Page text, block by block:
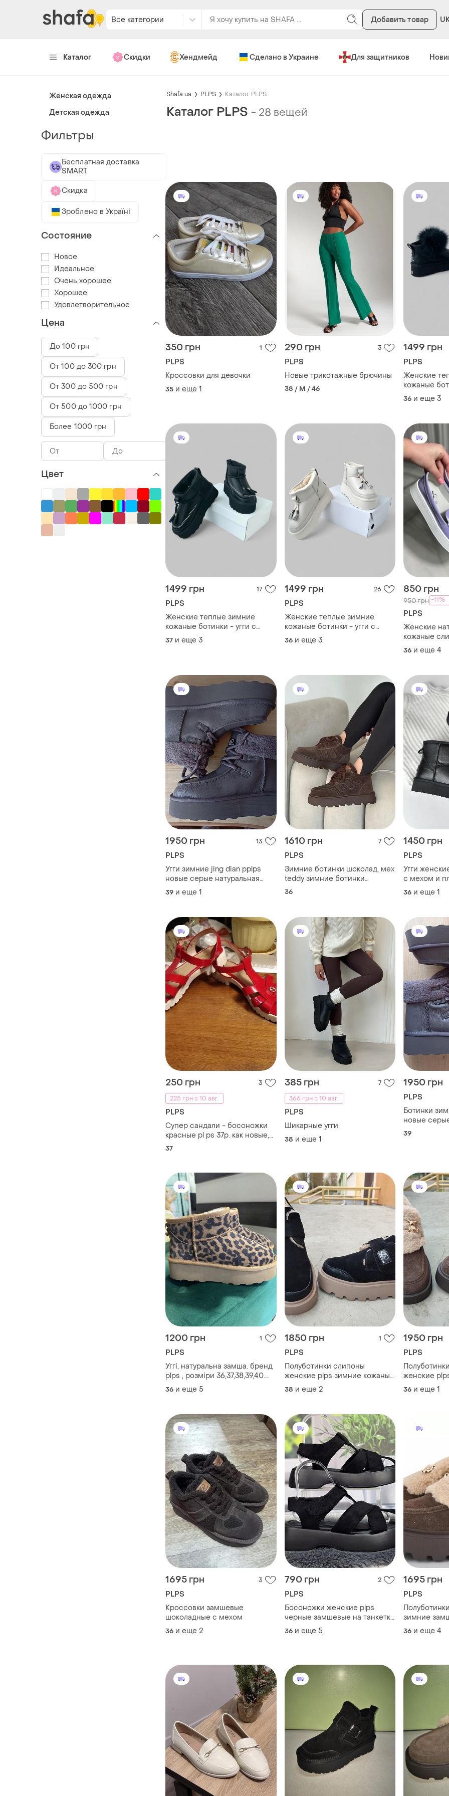
Все категории Добавить товар
Каталог Скидки Хендмейд Сделано в Украине Для защитников
Shafa.ua PLPS Каталог PLPS
Каталог PLPS - 28 вещей
350 грн 1
PLPS
Кроссовки для девочки
35 и еще 1
290 грн 3
PLPS
Новые трикотажные брючины
38 / M / 46
1499 грн
PLPS
Женские
кожаные
мехом на
(36р/37р/
36 и еще 3
1499 грн 17
PLPS
Женские теплые зимние
кожаные ботинки - угги с
мехом на платформе black
(37р/38р/40р/41р)
37 и еще 3
1499 грн 26
PLPS
Женские теплые зимние
кожаные ботинки - угги с
мехом на платформе shell
(36р/37р/38р/39р)
36 и еще 3
850 грн
950 грн -11%
PLPS
Женские
кожаные
36 и еще 4
1950 грн 13
PLPS
Угги зимние jing dian pplps
новые серые натуральная
кожа и мех р.39.41 на
платформе
39 и еще 1
1610 грн 7
PLPS
Зимние ботинки шоколад, мех
teddy зимние ботинки
шоколад 36р - 23,5 см код
36
1450 грн
PLPS
Угги
с мехом и
ботинки
36 и еще 1
250 грн
3
225 грн с 10 авг.
PLPS
Супер сандали - босоножки
красные pl ps 37р. как новые,
без повреждений
37
385 грн
7
366 грн с 10 авг.
PLPS
Шикарные угги
38 и еще 1
1950 грн
PLPS
Ботинки
новые
кожа и мех
39
1200 грн 1
PLPS
Уггі, натуральна замша. бренд
plps , розміри 36,37,38,39,40.
повномврні.
36 и еще 5
1850 грн 1
PLPS
Полуботинки слипоны
женские plps зимние кожаные
с липучкой черные
38 и еще 2
1950 грн
PLPS
женские
коричневые
36 и еще 1
1695 грн 3
PLPS
Кроссовки замшевые
шоколадные с мехом
36 и еще 2
790 грн 2
PLPS
Босоножки женские plps
черные замшевые на танкетке
8514
36 и еще 5
1695 грн
PLPS
зимние
коричневые
36 и еще 4
Женская одежда
Детская одежда
Фильтры
Бесплатная доставка
SMART
Скидка
Зроблено в Україні
Состояние
Новое
Идеальное
Очень хорошее
Хорошее
Удовлетворительное
Цена
До 100 грн
От 100 до 300 грн
От 300 до 500 грн
От 500 до 1000 грн
Более 1000 грн
Цвет